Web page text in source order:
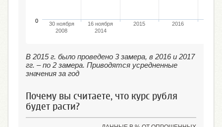
30 ноября
2008
16 ноября
2014
2015 2016
0
В 2015 г. было проведено 3 замера, в 2016 и 2017
гг. – по 2 замера. Приводятся усредненные
значения за год
Почему вы считаете, что курс рубля
будет расти?